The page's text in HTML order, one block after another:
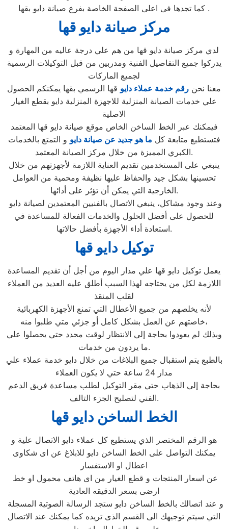
كما تجدها فى اعلى الصفحة الخاصة بفرع صيانة دايو بقها .
مركز صيانة دايو قها
لدي مركز صيانة دايو قها من هم علي درجة عاليه من المهارة و
يدركوا جميع التفاصيل الفنية ومدربين من قبل التوكيلات الرسمية
لجميع الماركات
معنا نحن رقم خدمة عملاء دايو قها الرسمي بقها يمكنكم الحصول
علي خدمات الصيانة المنزلية للاجهزة المنزلية دايو بقطع الغيار
الاصلية
فيمكنك عبر الخط الساخن الخاص موقع صيانة دايو قها المعتمد
فتستطيع متابعة كل ما هو جديد عن صيانة دايو و التمتع بالخدمات
الكبري المميزة من خلال مركز الصيانة المعتمد.
ينبغي على المستخدمين تقديم العناية اللازمة لأجهزتهم من خلال
تحسينها بشكل جيد والحفاظ عليها نظيفة ومحمية من العوامل
الخارجية التي يمكن أن تؤثر على أدائها.
وعند وجود مشاكل، ينبغي الاتصال بالفنيين المعتمدين لصيانة دايو
للحصول على أفضل الحلول والخدمات الفعالة للمساعدة في
استعادة أداء الأجهزة بأفضل حالاتها.
توكيل دايو قها
يعمل توكيل دايو قها علي مدار اليوم من أجل أن تقديم المساعدة
اللازمة لكل من يحتاجه لهذا السبب أطلق عليه العديد من العملاء
لقلب المنقذ
لأنه يخلصهم من جميع الأعطال التي تمنع الأجهزة الكهربائية
خاصتهم عن العمل بشكل كامل أو جزئي متي طلبوا منه،
وبذلك لم يعودوا بحاجة إلي الانتظار لوقت محدد حتي يحصلوا علي
ما يردون من خدمات.
بالطبع يتم استقبال جميع البلاغات من خلال دايو خدمة عملاء علي
مدار 24 ساعة حتي لا يكون العملاء
بحاجة إلي الذهاب حتي مقر التوكيل لطلب مساعدة فريق الدعم
الفني لتصليح الجزء التالف.
الخط الساخن دايو قها
هو الرقم المختصر الذي يستطيع كل عملاء دايو الاتصال علية و
يمكنك التواصل على الخط الساخن دايو للابلاغ عن اى شكاوى
اعطال او الاستفسار
ارضى بسعر الدقيقه العادية
التي سيتم توجيهك الى القسم الذى تريده كما يمكنك عند الاتصال